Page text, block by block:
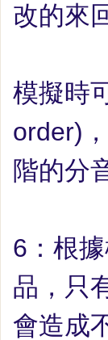
改的來
模擬時
order) ，
階的分
6 ： 根
品，只
會造成